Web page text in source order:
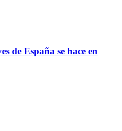
de España se hace en